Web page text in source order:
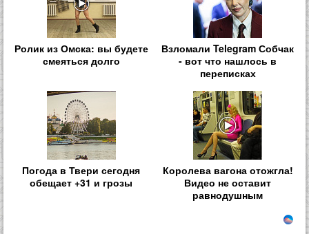
Ролик из Омска: вы будете
смеяться долго
Взломали Telegram Собчак
- вот что нашлось в
переписках
Погода в Твери сегодня
обещает +31 и грозы
Королева вагона отожгла!
Видео не оставит
равнодушным